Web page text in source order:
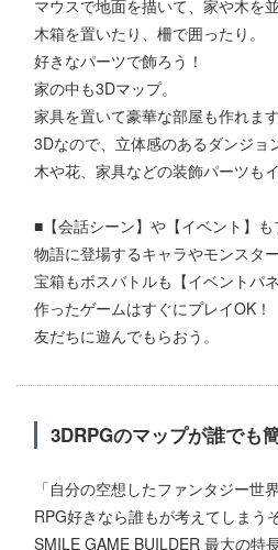
マウスで地面を描いて、家や木を
木箱を置いたり、柵で囲ったり。
好きなパーツで飾ろう！
家の中も3Dマップ。
家具を置いて豪華な部屋も作れます
3Dなので、立体感のあるダンジョ
木や花、家具などの装飾パーツも
■【会話シーン】や【イベント】
物語に登場するキャラやモンスタ
宝箱もボスバトルも【イベントパ
作ったゲームはすぐにプレイOK！
友だちに遊んでもらおう。
3DRPGのマップが誰でも
「自分の空想したファンタジー世
RPG好きなら誰もが考えてしまう
SMILE GAME BUILDER 最大の特